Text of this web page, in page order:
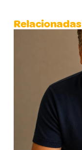
Relacionadas